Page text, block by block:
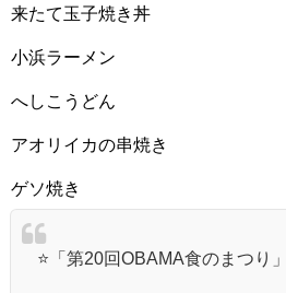
来たて玉子焼き丼
小浜ラーメン
へしこうどん
アオリイカの串焼き
ゲソ焼き
⭐️「第20回OBAMA食のまつり